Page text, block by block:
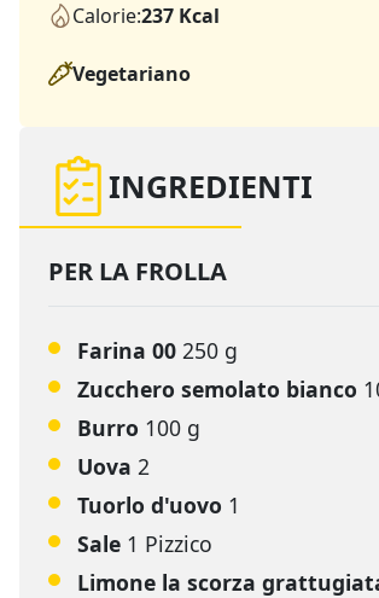
Calorie:237 Kcal
Vegetariano
INGREDIENTI
PER LA FROLLA
Farina 00 250 g
Zucchero semolato bianco
Burro 100 g
Uova 2
Tuorlo d'uovo 1
Sale 1 Pizzico
Limone la scorza